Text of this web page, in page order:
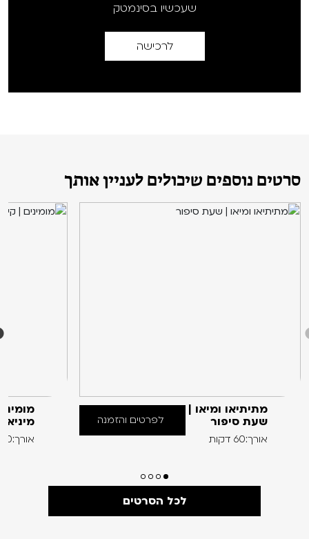
שעכשיו בסינמטק
לרכישה
סרטים נוספים שיכולים לעניין אותך
מתיתיאו ומיאו |
שעת סיפור
אורך:60 דקות
לפרטים והזמנה
אורך:60 דקות
לכל הסרטים